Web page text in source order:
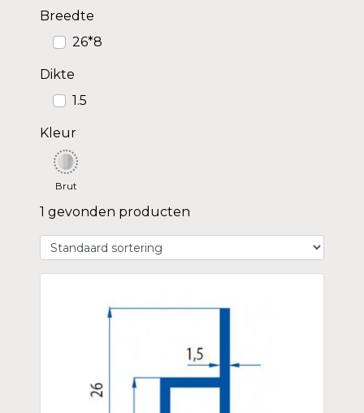
Breedte
26*8
Dikte
1.5
Kleur
Brut
1 gevonden producten